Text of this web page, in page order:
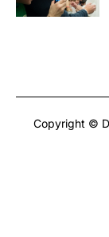
Copyright ©